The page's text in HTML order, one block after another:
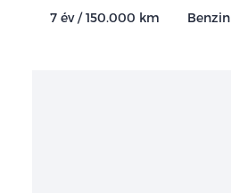
7 év / 150.000 km Benzin